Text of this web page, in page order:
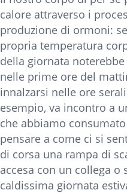
calore attraverso i
produzione di ormoni:
propria temperatura
della giornata
nelle prime ore del
innalzarsi nelle ore
esempio, va incontro a
che abbiamo
pensare a come ci si
di corsa una rampa di
accesa con un collega
caldissima giornata